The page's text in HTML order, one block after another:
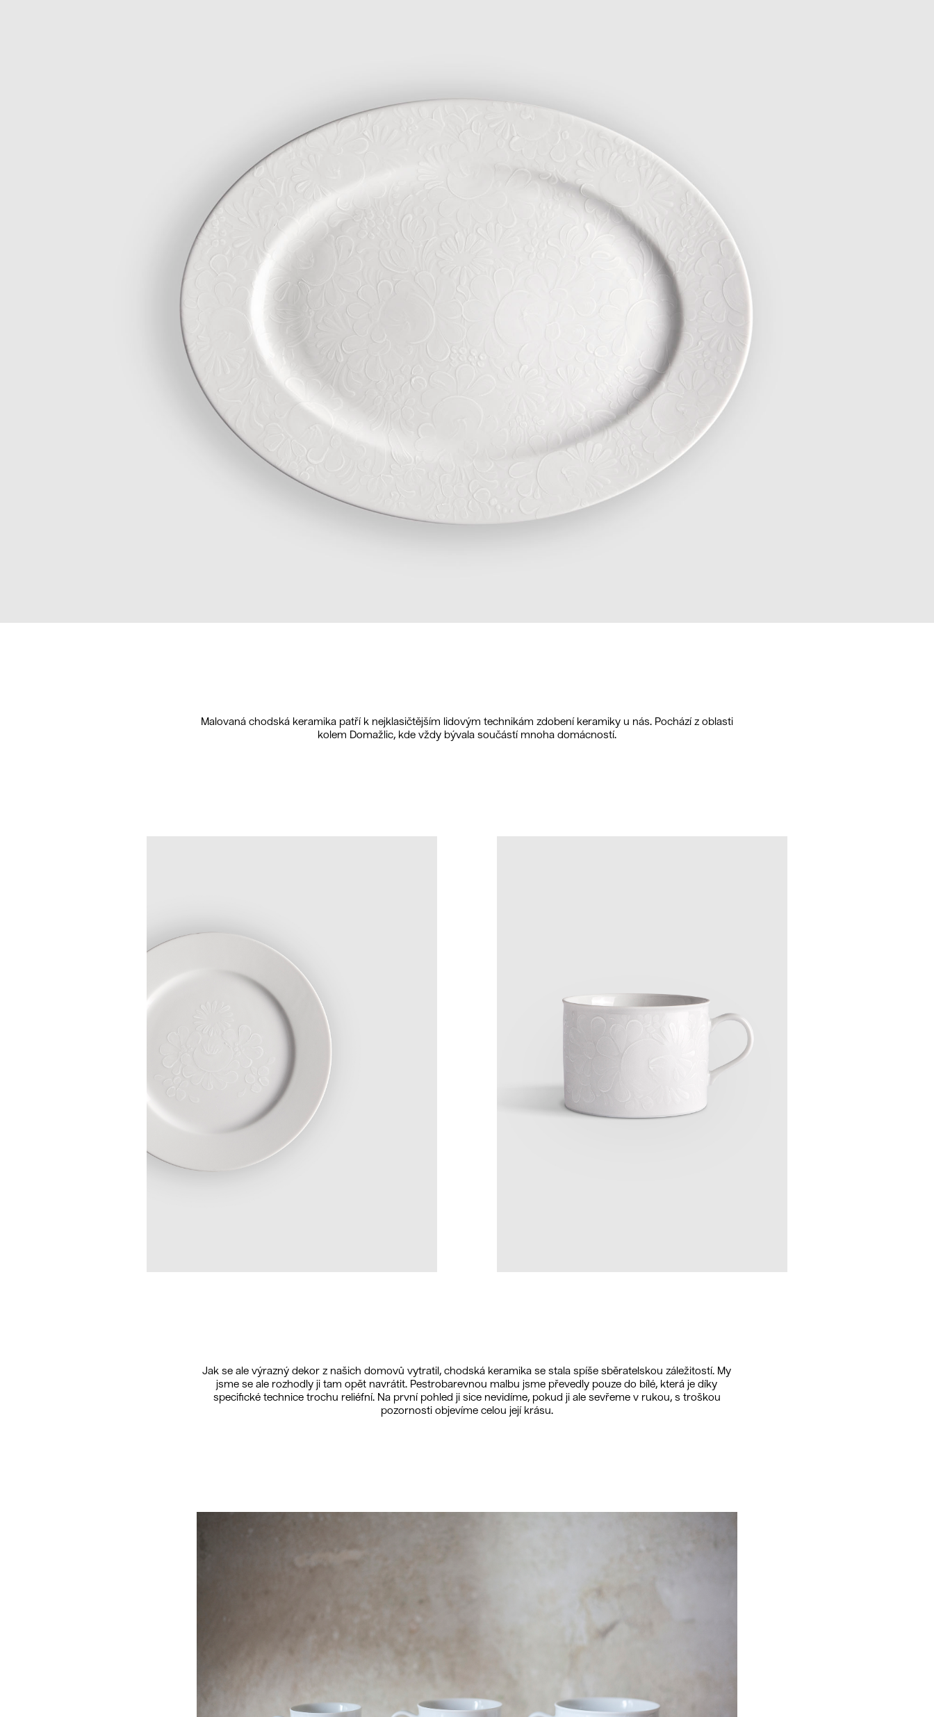
Kolekce porcelánu pro značku Óda
Malovaná chodská keramika patří k nejklasičtějším lidovým technikám zdobení keramiky u nás. Pochází z oblasti
kolem Domažlic, kde vždy bývala součástí mnoha domácností.
Jak se ale výrazný dekor z našich domovů vytratil, chodská keramika se stala spíše sběratelskou záležitostí. My
jsme se ale rozhodly ji tam opět navrátit. Pestrobarevnou malbu jsme převedly pouze do bílé, která je díky
specifické technice trochu reliéfní. Na první pohled ji sice nevidíme, pokud ji ale sevřeme v rukou, s troškou
pozornosti objevíme celou její krásu.